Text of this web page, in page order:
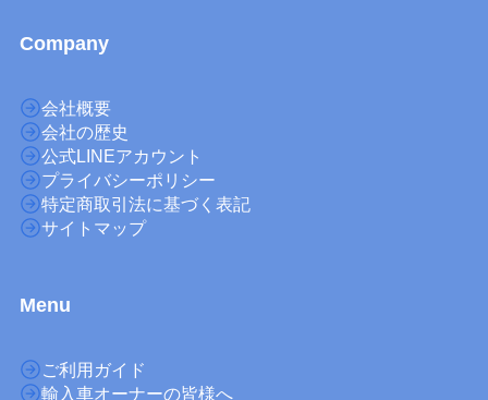
Company
会社概要
会社の歴史
公式LINEアカウント
プライバシーポリシー
特定商取引法に基づく表記
サイトマップ
Menu
ご利用ガイド
輸入車オーナーの皆様へ